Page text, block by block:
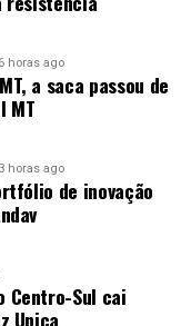
muito seco, há
o anel e retirar o
das equipes de
pois o
cuidadoso.
volumétrico é
analítica para obter
do solo”, conta o
horas ago
a saca passou de
MT
horas ago
de inovação
Centro-Sul cai
Unica